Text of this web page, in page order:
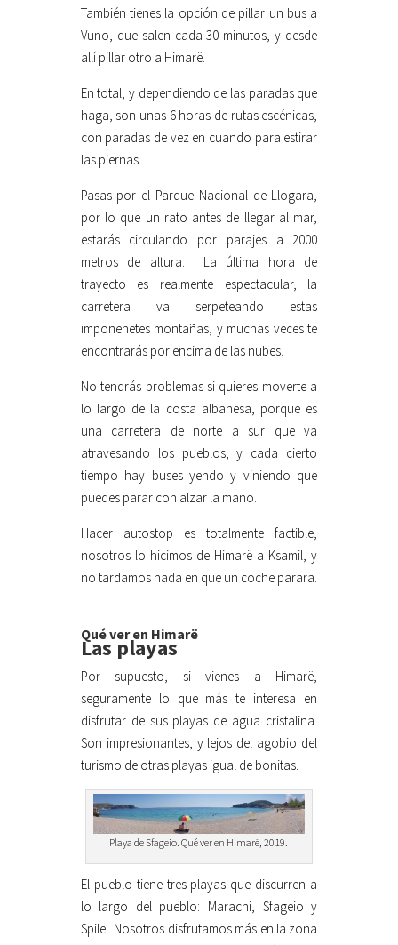
También tienes la opción de pillar un bus a
Vuno, que salen cada 30 minutos, y desde
allí pillar otro a Himarë.
En total, y dependiendo de las paradas que
haga, son unas 6 horas de rutas escénicas,
con paradas de vez en cuando para estirar
las piernas.
Pasas por el Parque Nacional de Llogara,
por lo que un rato antes de llegar al mar,
estarás circulando por parajes a 2000
metros de altura. La última hora de
trayecto es realmente espectacular, la
carretera va serpeteando estas
imponenetes montañas, y muchas veces te
encontrarás por encima de las nubes.
No tendrás problemas si quieres moverte a
lo largo de la costa albanesa, porque es
una carretera de norte a sur que va
atravesando los pueblos, y cada cierto
tiempo hay buses yendo y viniendo que
puedes parar con alzar la mano.
Hacer autostop es totalmente factible,
nosotros lo hicimos de Himarë a Ksamil, y
no tardamos nada en que un coche parara.
Qué ver en Himarë
Las playas
Por supuesto, si vienes a Himarë,
seguramente lo que más te interesa en
disfrutar de sus playas de agua cristalina.
Son impresionantes, y lejos del agobio del
turismo de otras playas igual de bonitas.
Playa de Sfageio. Qué ver en Himarë, 2019.
El pueblo tiene tres playas que discurren a
lo largo del pueblo: Marachi, Sfageio y
Spile. Nosotros disfrutamos más en la zona